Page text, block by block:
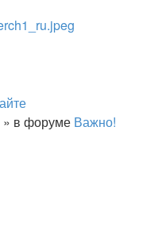
» в форуме Важно!